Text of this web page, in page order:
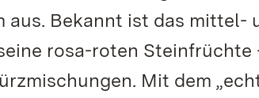
aus. Bekannt ist das mittel-
rosa-roten Steinfrüchte
Mit dem